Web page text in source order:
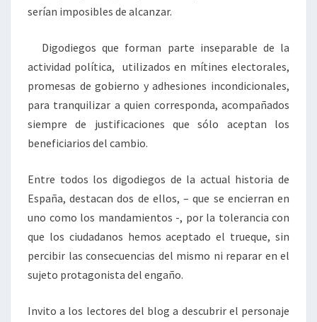
serían imposibles de alcanzar.
Digodiegos que forman parte inseparable de la
actividad política, utilizados en mítines electorales,
promesas de gobierno y adhesiones incondicionales,
para tranquilizar a quien corresponda, acompañados
siempre de justificaciones que sólo aceptan los
beneficiarios del cambio.
Entre todos los digodiegos de la actual historia de
España, destacan dos de ellos, – que se encierran en
uno como los mandamientos -, por la tolerancia con
que los ciudadanos hemos aceptado el trueque, sin
percibir las consecuencias del mismo ni reparar en el
sujeto protagonista del engaño.
Invito a los lectores del blog a descubrir el personaje